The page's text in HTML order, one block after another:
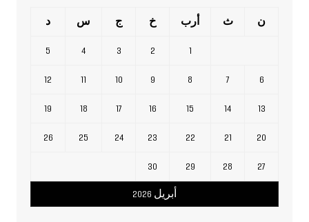
أبريل 2026
ن ث أرب خ ج س د
1
2
3
4
5
6
7
8
9
10
11
12
13
14
15
16
17
18
19
20
21
22
23
24
25
26
27
28
29
30